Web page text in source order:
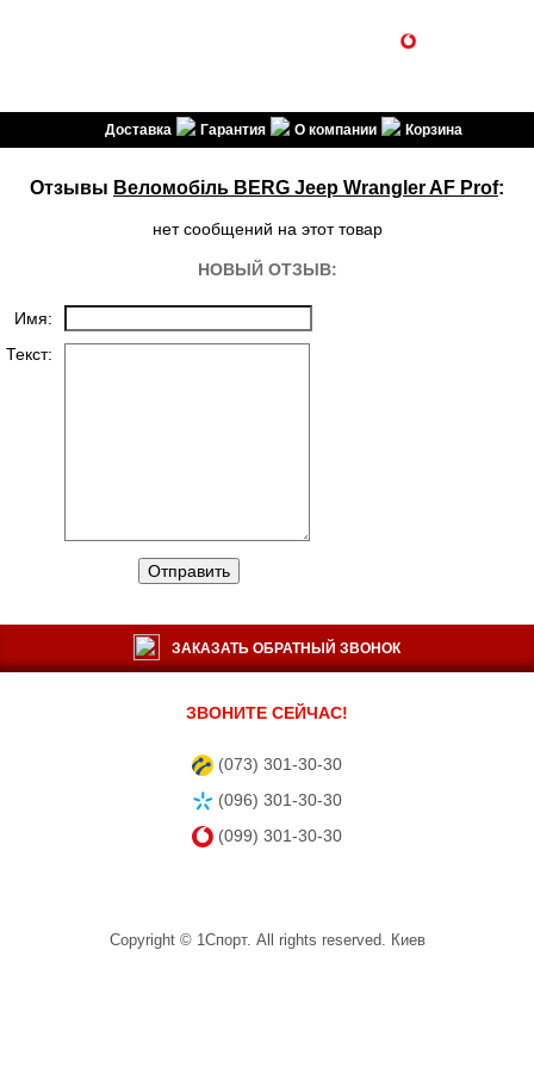
Доставка Гарантия О компании Корзина
Отзывы Веломобіль BERG Jeep Wrangler AF Prof:
нет сообщений на этот товар
НОВЫЙ ОТЗЫВ:
Имя:
Текст:
Отправить
ЗАКАЗАТЬ ОБРАТНЫЙ ЗВОНОК
ЗВОНИТЕ СЕЙЧАС!
(073) 301-30-30
(096) 301-30-30
(099) 301-30-30
Copyright © 1Спорт. All rights reserved. Киев